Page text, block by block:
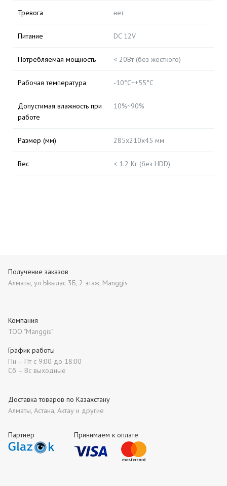
Тревога нет
Питание DC 12V
Потребляемая мощность < 20Вт (без жесткого)
Рабочая температура -10°C~+55°C
Допустимая влажность при
работе
10%~90%
Размер (мм) 285x210x45 мм
Вес < 1.2 Кг (без HDD)
Партнер Принимаем к оплате
Получение заказов
Алматы, ул Ыкылас 3Б, 2 этаж, Manggis
Компания
ТОО "Manggis"
Доставка товаров по Казахстану
Алматы, Астана, Актау и другие
График работы
Пн – Пт с 9:00 до 18:00
Сб – Вс выходные